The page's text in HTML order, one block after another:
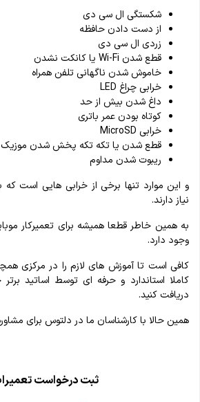
شکستگی ال سی دی
از دست دادن حافظه
زردی ال سی دی
قطع شدن Wi-Fi یا کانکت نشدن
خاموش شدن ناگهانی تلفن همراه
خرابی چراغ LED
داغ شدن بیش از حد
کوتاه بودن عمر باتری
خرابی MicroSD
قطع شدن یا تکه تکه پخش شدن موزیک
ریبوت شدن مداوم
و این موارد تنها برخی از خرابی هایی است که
نیاز دارند.
به همین خاطر قطعا همیشه برای تعمیرکار
وجود دارد.
کافی است تا آموزش های لازم را در مرکزی
کاملا استاندارد و حرفه ای توسط اساتید
دریافت کنید.
همین حالا با کارشناسان ما در دلتوس برای
ثبت درخواست